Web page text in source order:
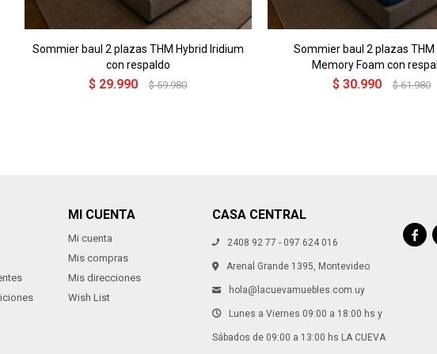
Sommier baul 2 plazas THM Hybrid Iridium
con respaldo
$ 29.990 $ 59.980
Sommier baul 2 plazas THM
Memory Foam con
$ 30.990 $ 61.980
MI CUENTA
Mi cuenta
Mis compras
Mis direcciones
Wish List
CASA CENTRAL
2408 92 77 - 097 624 016
Arenal Grande 1395, Montevideo
hola@lacuevamuebles.com.uy
Lunes a Viernes 09:00 a 18:00 hs y
Sábados de 09:00 a 13:00 hs LA CUEVA
